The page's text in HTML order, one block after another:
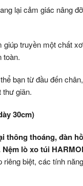
lại cảm giác nâng
truyền một chất
toàn.
bạn từ đầu đến
thư giãn.
30cm)
thông thoáng, đàn
lò xo túi
biệt, các tính